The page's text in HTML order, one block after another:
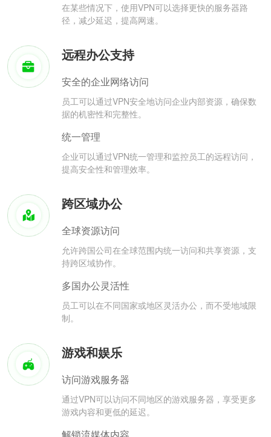
在某些情况下，使用VPN可以选择更快的服务器路
径，减少延迟，提高网速。
远程办公支持
安全的企业网络访问
员工可以通过VPN安全地访问企业内部资源，确保数
据的机密性和完整性。
统一管理
企业可以通过VPN统一管理和监控员工的远程访问，
提高安全性和管理效率。
跨区域办公
全球资源访问
允许跨国公司在全球范围内统一访问和共享资源，支
持跨区域协作。
多国办公灵活性
员工可以在不同国家或地区灵活办公，而不受地域限
制。
游戏和娱乐
访问游戏服务器
通过VPN可以访问不同地区的游戏服务器，享受更多
游戏内容和更低的延迟。